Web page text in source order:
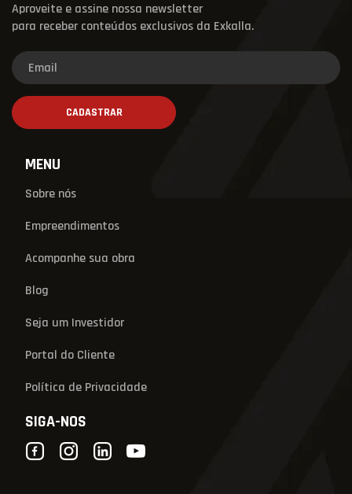
Aproveite e assine nossa newsletter
para receber conteúdos exclusivos da Exkalla.
MENU
Sobre nós
Empreendimentos
Acompanhe sua obra
Blog
Seja um Investidor
Portal do Cliente
Política de Privacidade
SIGA-NOS